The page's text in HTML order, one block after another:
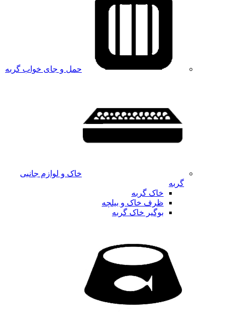
حمل و جای خواب گربه
خاک و لوازم جانبی
گربه
خاک گربه
ظرف خاک و بیلچه
بوگیر خاک گربه